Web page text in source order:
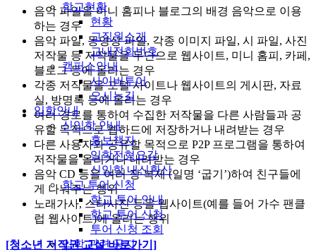
학교현황
현황
교직원소개
교내전화번호
캠퍼스안내
사이버투어
오시는길
입학안내
신입학 안내
홍보책자
입학전형요강
신입학 내신환산
학교 투어 신청
학교 투어 안내
학교 투어 신청
투어 신청 조회
입학 관련 공지
음악 파일을 미니 홈피나 블로그의 배경 음악으로 이용
하는 경우
음악 파일, 동영상 파일, 각종 이미지 파일, 시 파일, 사진
저작물 등 저작물을 무단으로 웹사이트, 미니 홈피, 카페,
블로그 등에 올리는 경우
각종 저작물을 포털 사이트나 웹사이트의 게시판, 자료
실, 방명록 등에 올리는 경우
여러 경로를 통하여 수집한 저작물을 다른 사람들과 공
유할 목적으로 웹하드에 저장하거나 내려받는 경우
다른 사용자와 공유할 목적으로 P2P 프로그램을 통하여
저작물을 올리거나 내려받는 경우
음악 CD 등을 여러 장 복제 (일명 ‘굽기’)하여 친구들에
게 나눠주는 행위
노래가사, 스타사진 등을 웹사이트(예를 들어 가수 팬클
럽 웹사이트)에 올리는 행위
[청소년 저작권 교실 바로가기]